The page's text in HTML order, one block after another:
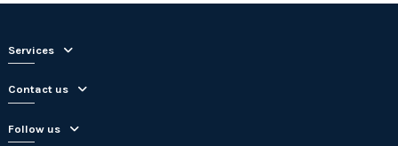
Services
Contact us
Follow us